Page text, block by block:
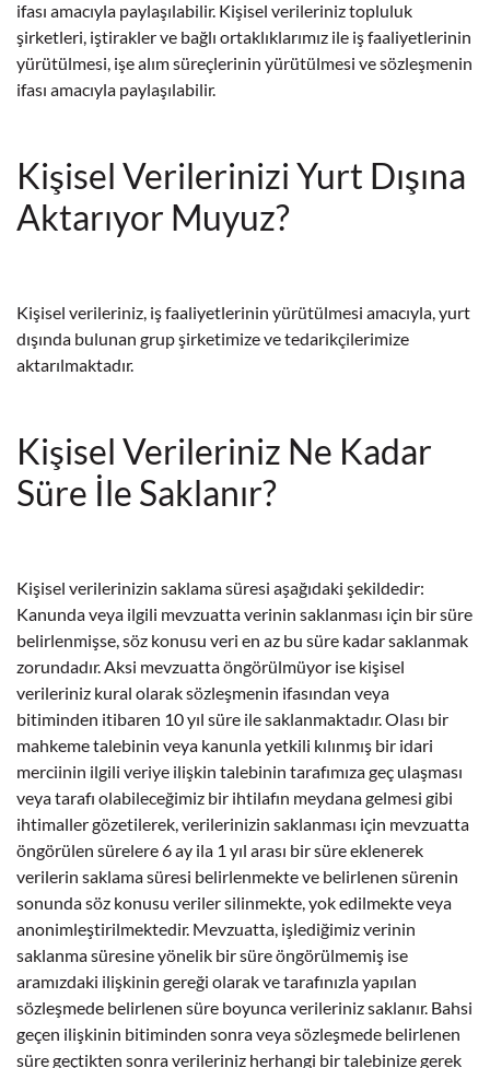
ifası amacıyla paylaşılabilir. Kişisel verileriniz topluluk
şirketleri, iştirakler ve bağlı ortaklıklarımız ile iş faaliyetlerinin
yürütülmesi, işe alım süreçlerinin yürütülmesi ve sözleşmenin
ifası amacıyla paylaşılabilir.
Kişisel Verilerinizi Yurt Dışına
Aktarıyor Muyuz?
Kişisel verileriniz, iş faaliyetlerinin yürütülmesi amacıyla, yurt
dışında bulunan grup şirketimize ve tedarikçilerimize
aktarılmaktadır.
Kişisel Verileriniz Ne Kadar
Süre İle Saklanır?
Kişisel verilerinizin saklama süresi aşağıdaki şekildedir:
Kanunda veya ilgili mevzuatta verinin saklanması için bir süre
belirlenmişse, söz konusu veri en az bu süre kadar saklanmak
zorundadır. Aksi mevzuatta öngörülmüyor ise kişisel
verileriniz kural olarak sözleşmenin ifasından veya
bitiminden itibaren 10 yıl süre ile saklanmaktadır. Olası bir
mahkeme talebinin veya kanunla yetkili kılınmış bir idari
merciinin ilgili veriye ilişkin talebinin tarafımıza geç ulaşması
veya tarafı olabileceğimiz bir ihtilafın meydana gelmesi gibi
ihtimaller gözetilerek, verilerinizin saklanması için mevzuatta
öngörülen sürelere 6 ay ila 1 yıl arası bir süre eklenerek
verilerin saklama süresi belirlenmekte ve belirlenen sürenin
sonunda söz konusu veriler silinmekte, yok edilmekte veya
anonimleştirilmektedir. Mevzuatta, işlediğimiz verinin
saklanma süresine yönelik bir süre öngörülmemiş ise
aramızdaki ilişkinin gereği olarak ve tarafınızla yapılan
sözleşmede belirlenen süre boyunca verileriniz saklanır. Bahsi
geçen ilişkinin bitiminden sonra veya sözleşmede belirlenen
süre geçtikten sonra verileriniz herhangi bir talebinize gerek